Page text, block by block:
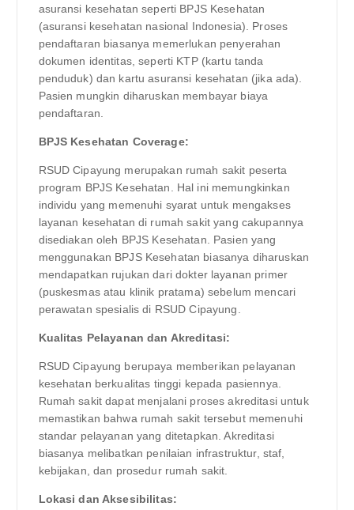
asuransi kesehatan seperti BPJS Kesehatan
(asuransi kesehatan nasional Indonesia). Proses
pendaftaran biasanya memerlukan penyerahan
dokumen identitas, seperti KTP (kartu tanda
penduduk) dan kartu asuransi kesehatan (jika ada).
Pasien mungkin diharuskan membayar biaya
pendaftaran.
BPJS Kesehatan Coverage:
RSUD Cipayung merupakan rumah sakit peserta
program BPJS Kesehatan. Hal ini memungkinkan
individu yang memenuhi syarat untuk mengakses
layanan kesehatan di rumah sakit yang cakupannya
disediakan oleh BPJS Kesehatan. Pasien yang
menggunakan BPJS Kesehatan biasanya diharuskan
mendapatkan rujukan dari dokter layanan primer
(puskesmas atau klinik pratama) sebelum mencari
perawatan spesialis di RSUD Cipayung.
Kualitas Pelayanan dan Akreditasi:
RSUD Cipayung berupaya memberikan pelayanan
kesehatan berkualitas tinggi kepada pasiennya.
Rumah sakit dapat menjalani proses akreditasi untuk
memastikan bahwa rumah sakit tersebut memenuhi
standar pelayanan yang ditetapkan. Akreditasi
biasanya melibatkan penilaian infrastruktur, staf,
kebijakan, dan prosedur rumah sakit.
Lokasi dan Aksesibilitas: